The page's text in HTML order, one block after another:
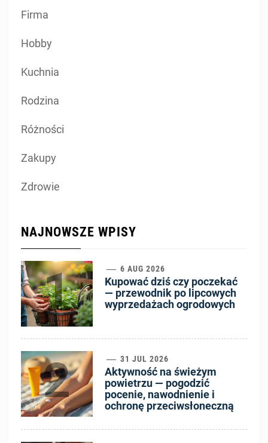
Firma
Hobby
Kuchnia
Rodzina
Różności
Zakupy
Zdrowie
NAJNOWSZE WPISY
1 6 AUG 2026
Kupować dziś czy poczekać
— przewodnik po lipcowych
wyprzedażach ogrodowych
2 31 JUL 2026
Aktywność na świeżym
powietrzu — pogodzić
pocenie, nawodnienie i
ochronę przeciwsłoneczną